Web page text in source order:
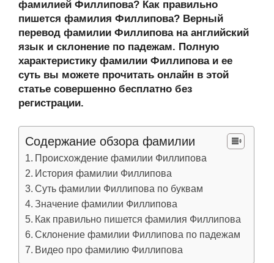
ki
фамилией Филлипова? Как правильно
пишется фамилия Филлипова? Верный
перевод фамилии Филлипова на английский
язык и склонение по падежам. Полную
характеристику фамилии Филлипова и ее
суть вы можете прочитать онлайн в этой
статье совершенно бесплатно без
регистрации.
Содержание обзора фамилии
Происхождение фамилии Филлипова
История фамилии Филлипова
Суть фамилии Филлипова по буквам
Значение фамилии Филлипова
Как правильно пишется фамилия Филлипова
Склонение фамилии Филлипова по падежам
Видео про фамилию Филлипова